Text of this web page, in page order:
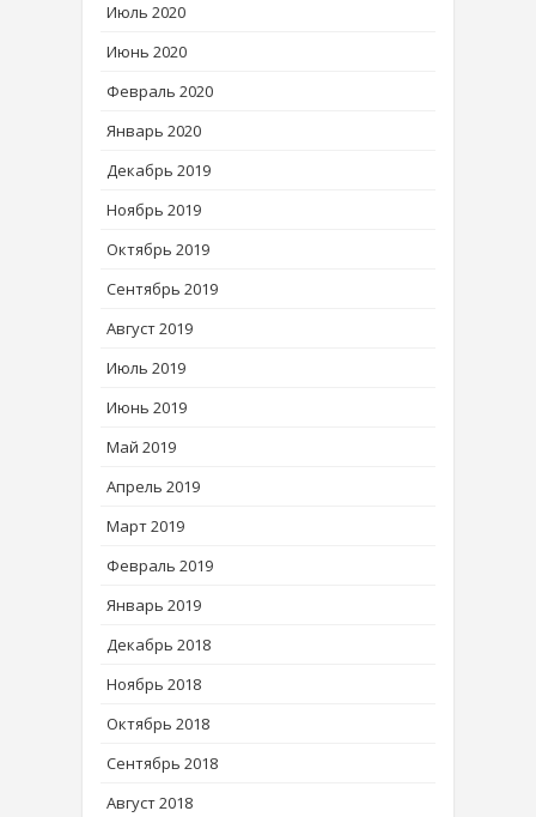
Июль 2020
Июнь 2020
Февраль 2020
Январь 2020
Декабрь 2019
Ноябрь 2019
Октябрь 2019
Сентябрь 2019
Август 2019
Июль 2019
Июнь 2019
Май 2019
Апрель 2019
Март 2019
Февраль 2019
Январь 2019
Декабрь 2018
Ноябрь 2018
Октябрь 2018
Сентябрь 2018
Август 2018